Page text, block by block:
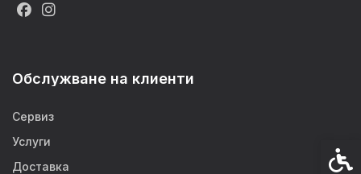
Обслужване на клиенти
Сервиз
Услуги
Доставка